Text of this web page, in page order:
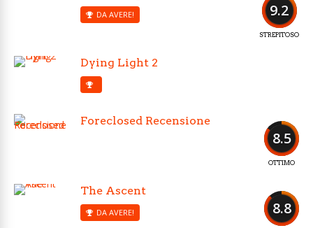
9.2
STREPITOSO
DA AVERE!
Dying Light 2
8.5
OTTIMO
Foreclosed Recensione
8.8
The Ascent
DA AVERE!